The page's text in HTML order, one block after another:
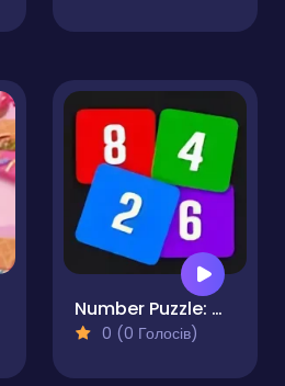
Number Puzzle: Connect the Numbers
0 (0 Голосів)